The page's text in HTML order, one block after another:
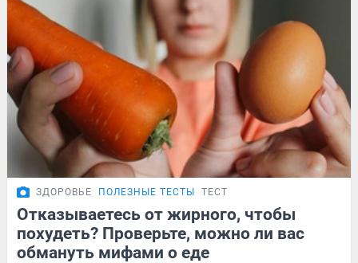
ЗДОРОВЬЕ ПОЛЕЗНЫЕ ТЕСТЫ ТЕСТ
Отказываетесь от жирного, чтобы
похудеть? Проверьте, можно ли вас
обмануть мифами о еде